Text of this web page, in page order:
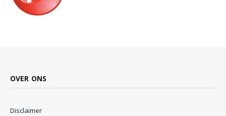
OVER ONS
Disclaimer